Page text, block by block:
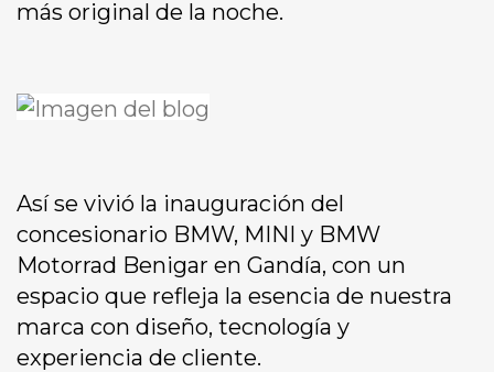
más original de la noche.
Así se vivió la inauguración del
concesionario BMW, MINI y BMW
Motorrad Benigar en Gandía, con un
espacio que refleja la esencia de nuestra
marca con diseño, tecnología y
experiencia de cliente.